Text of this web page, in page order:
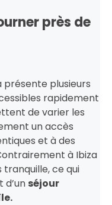
près de
présente plusieurs
rapidement
de varier les
un accès
et à des
à Ibiza
tranquille, ce qui
séjour